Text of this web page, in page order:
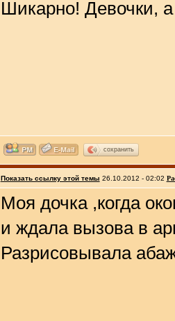
Шикарно! Девочки,
сохранить
Показать ссылку этой темы 26.10.2012 - 02:02
Моя дочка ,когда
и ждала вызова в
Разрисовывала